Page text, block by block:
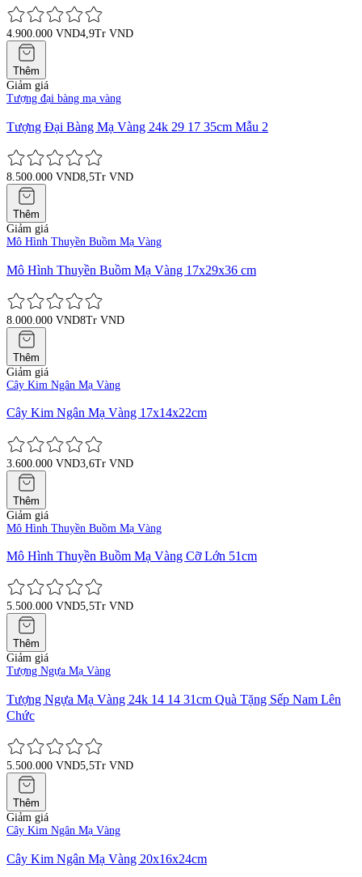
4.900.000 VND4,9Tr VND
Thêm
Giảm giá
Tượng đại bàng mạ vàng
Tượng Đại Bàng Mạ Vàng 24k 29 17 35cm Mẫu 2
8.500.000 VND8,5Tr VND
Thêm
Giảm giá
Mô Hình Thuyền Buồm Mạ Vàng
Mô Hình Thuyền Buồm Mạ Vàng 17x29x36 cm
8.000.000 VND8Tr VND
Thêm
Giảm giá
Cây Kim Ngân Mạ Vàng
Cây Kim Ngân Mạ Vàng 17x14x22cm
3.600.000 VND3,6Tr VND
Thêm
Giảm giá
Mô Hình Thuyền Buồm Mạ Vàng
Mô Hình Thuyền Buồm Mạ Vàng Cỡ Lớn 51cm
5.500.000 VND5,5Tr VND
Thêm
Giảm giá
Tượng Ngựa Mạ Vàng
Tượng Ngựa Mạ Vàng 24k 14 14 31cm Quà Tặng Sếp Nam Lên
Chức
5.500.000 VND5,5Tr VND
Thêm
Giảm giá
Cây Kim Ngân Mạ Vàng
Cây Kim Ngân Mạ Vàng 20x16x24cm